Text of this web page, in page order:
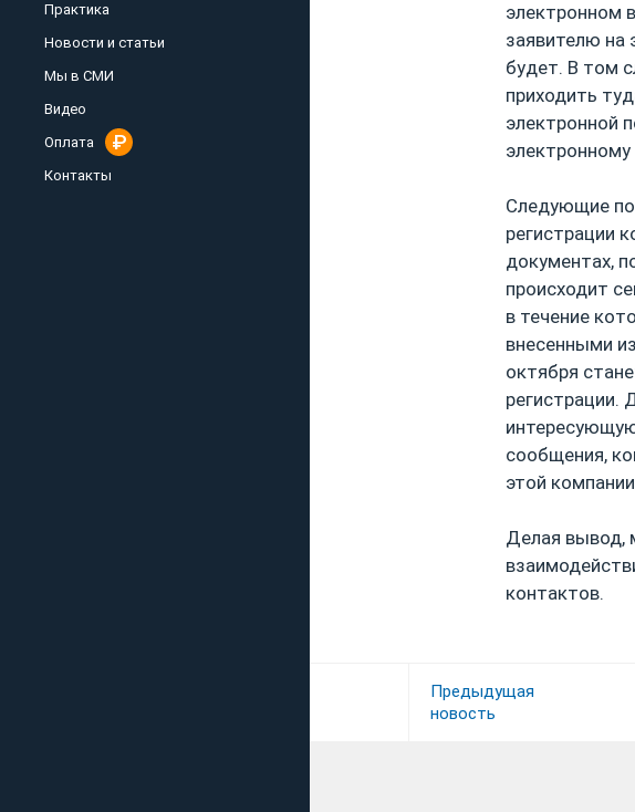
Практика
Новости и статьи
Мы в СМИ
Видео
Оплата
Контакты
электронном
заявителю на
будет. В том
приходить
электронной
Следующие
регистрации
документах,
происходит
в течение
внесенными
октября
регистрации.
сообщения,
этой
Делая вывод,
контактов.
Предыдущая
новость